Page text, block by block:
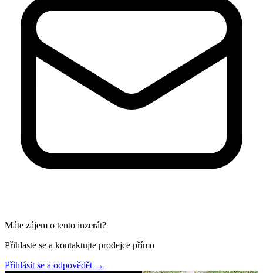
Máte zájem o tento inzerát?
Přihlaste se a kontaktujte prodejce přímo
Přihlásit se a odpovědět →